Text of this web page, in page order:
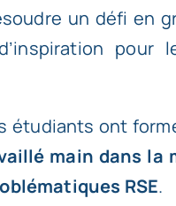
un défi en
pour
étudiants ont
main dans la
RSE.